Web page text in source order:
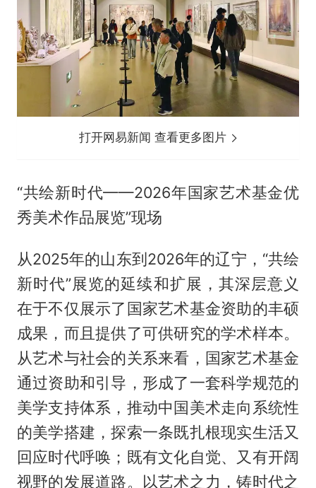
打开网易新闻 查看更多图片
“共绘新时代——2026年国家艺术基金优
秀美术作品展览”现场
从2025年的山东到2026年的辽宁，“共绘
新时代”展览的延续和扩展，其深层意义
在于不仅展示了国家艺术基金资助的丰硕
成果，而且提供了可供研究的学术样本。
从艺术与社会的关系来看，国家艺术基金
通过资助和引导，形成了一套科学规范的
美学支持体系，推动中国美术走向系统性
的美学搭建，探索一条既扎根现实生活又
回应时代呼唤；既有文化自觉、又有开阔
视野的发展道路。以艺术之力，铸时代之